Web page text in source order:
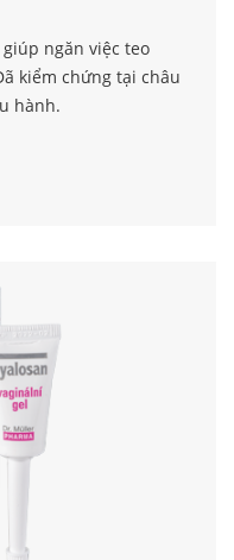
ngăn việc teo
kiểm chứng tại châu
hành.